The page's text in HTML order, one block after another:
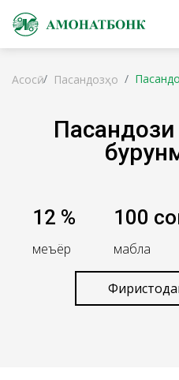
Асосӣ Пасандозҳо
Пасандози
12 %
меъёр
100
маблағ